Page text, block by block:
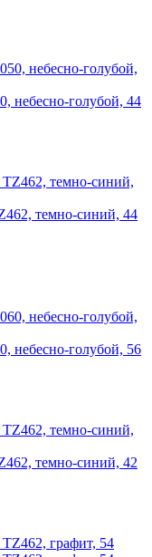
небесно-голубой, 44
темно-синий, 44
небесно-голубой, 56
темно-синий, 42